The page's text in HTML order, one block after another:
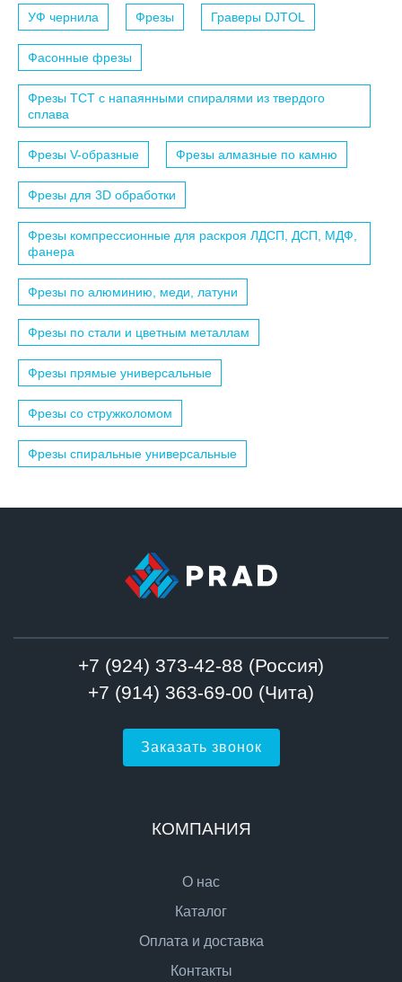
УФ чернила Фрезы Граверы DJTOL
Фасонные фрезы
Фрезы TCT с напаянными спиралями из твердого
сплава
Фрезы V-образные Фрезы алмазные по камню
Фрезы для 3D обработки
Фрезы компрессионные для раскроя ЛДСП, ДСП, МДФ,
фанера
Фрезы по алюминию, меди, латуни
Фрезы по стали и цветным металлам
Фрезы прямые универсальные
Фрезы со стружколомом
Фрезы спиральные универсальные
+7 (924) 373-42-88 (Россия)
+7 (914) 363-69-00 (Чита)
Заказать звонок
КОМПАНИЯ
О нас
Каталог
Оплата и доставка
Контакты